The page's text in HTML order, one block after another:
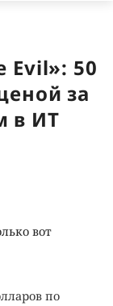
Evil»: 50
за
в ИТ
вот
по